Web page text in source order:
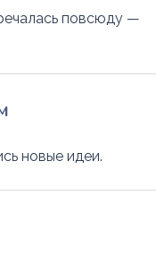
повсюду —
новые идеи.